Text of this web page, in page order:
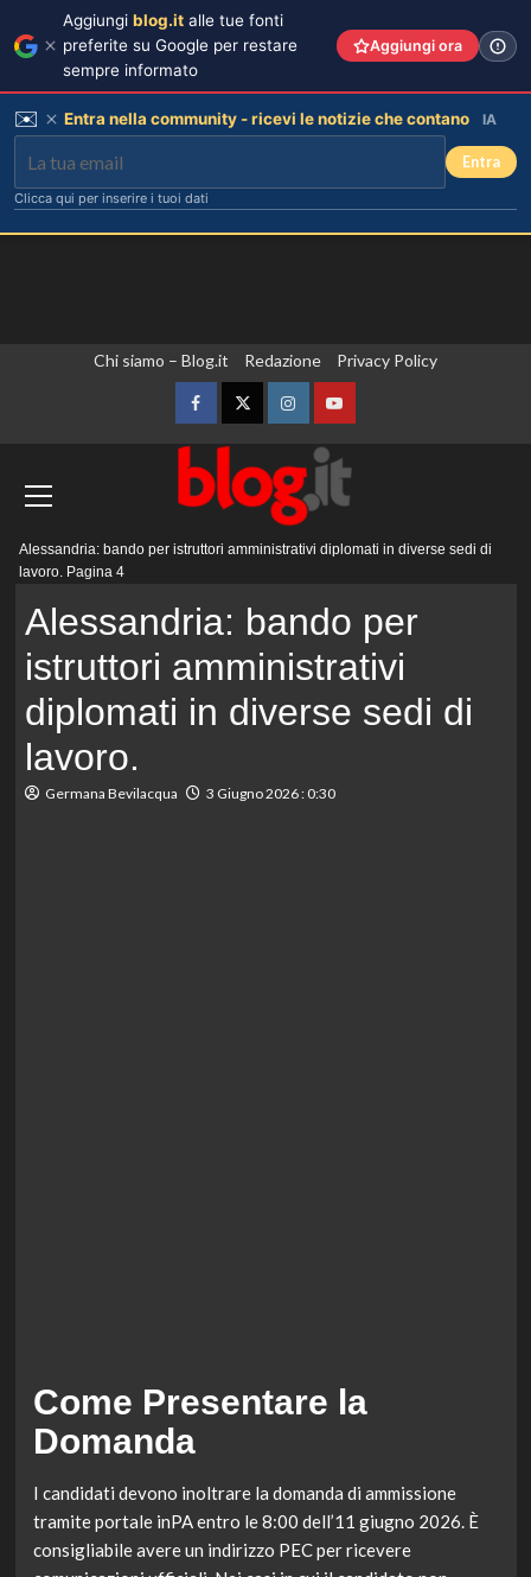
Chi siamo – Blog.it Redazione Privacy Policy
FacebookTwitterInstagramYouTube
principale
Alessandria: bando per istruttori amministrativi diplomati in diverse sedi di
lavoro. Pagina 4
Alessandria: bando per
istruttori amministrativi
diplomati in diverse sedi di
lavoro.
Germana Bevilacqua 3 Giugno 2026 : 0:30
Come Presentare la
Domanda
I candidati devono inoltrare la domanda di ammissione
tramite portale inPA entro le 8:00 dell’11 giugno 2026. È
consigliabile avere un indirizzo PEC per ricevere
Aggiungi blog.it alle tue fonti
preferite su Google per restare
sempre informato
Aggiungi ora
✉️ Entra nella community - ricevi le notizie che contano IA
Entra
Clicca qui per inserire i tuoi dati